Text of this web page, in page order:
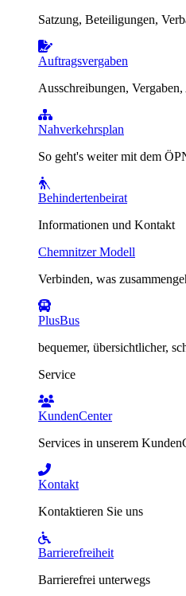
Satzung, Beteiligungen,
Auftragsvergaben
Ausschreibungen,
Nahverkehrsplan
So geht's weiter mit dem
Behindertenbeirat
Informationen und Kontakt
Chemnitzer Modell
Verbinden, was
PlusBus
bequemer, übersichtlicher,
Service
KundenCenter
Services in unserem
Kontakt
Kontaktieren Sie uns
Barrierefreiheit
Barrierefrei unterwegs